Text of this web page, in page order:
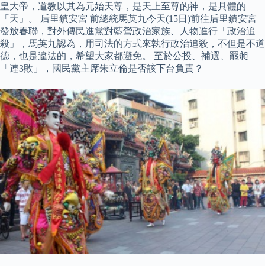
皇大帝，道教以其為元始天尊，是天上至尊的神，是具體的
「天」。 后里鎮安宮 前總統馬英九今天(15日)前往后里鎮安宮
發放春聯，對外傳民進黨對藍營政治家族、人物進行「政治追
殺」，馬英九認為，用司法的方式來執行政治追殺，不但是不道
德，也是違法的，希望大家都避免。 至於公投、補選、罷昶
「連3敗」，國民黨主席朱立倫是否該下台負責？